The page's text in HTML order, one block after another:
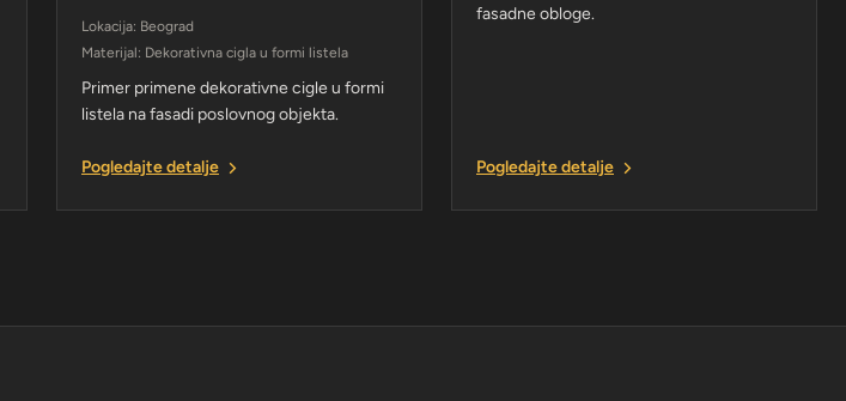
Lokacija: Beograd
Materijal: Dekorativna cigla u formi listela
Primer primene dekorativne cigle u formi
listela na fasadi poslovnog objekta.
Pogledajte detalje
fasadne obloge.
Pogledajte detalje